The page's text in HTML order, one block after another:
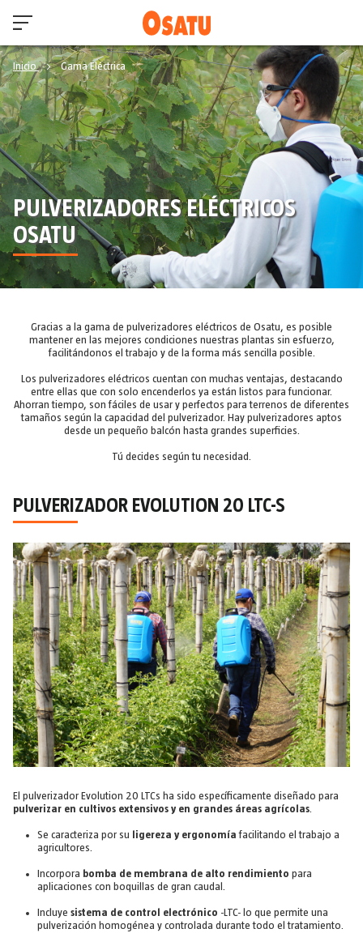
Inicio Gama Eléctrica
PULVERIZADORES ELÉCTRICOS
OSATU
Gracias a la gama de pulverizadores eléctricos de Osatu, es posible
mantener en las mejores condiciones nuestras plantas sin esfuerzo,
facilitándonos el trabajo y de la forma más sencilla posible.
Los pulverizadores eléctricos cuentan con muchas ventajas, destacando
entre ellas que con solo encenderlos ya están listos para funcionar.
Ahorran tiempo, son fáciles de usar y perfectos para terrenos de diferentes
tamaños según la capacidad del pulverizador. Hay pulverizadores aptos
desde un pequeño balcón hasta grandes superficies.
Tú decides según tu necesidad.
PULVERIZADOR EVOLUTION 20 LTC-S
El pulverizador Evolution 20 LTCs ha sido específicamente diseñado para
pulverizar en cultivos extensivos y en grandes áreas agrícolas.
Se caracteriza por su ligereza y ergonomía facilitando el trabajo a
agricultores.
Incorpora bomba de membrana de alto rendimiento para
aplicaciones con boquillas de gran caudal.
Incluye sistema de control electrónico -LTC- lo que permite una
pulverización homogénea y controlada durante todo el tratamiento.